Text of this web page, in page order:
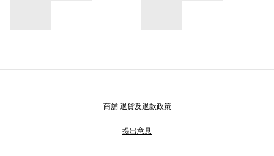
商舖 退貨及退款政策
提出意見